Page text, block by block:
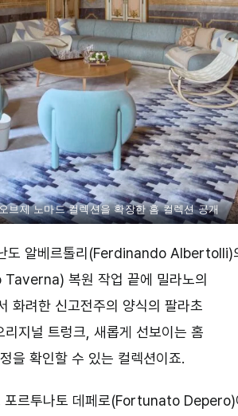
브제 노마드 컬렉션을 확장한 홈 컬렉션 공개
도 알베르톨리(Ferdinando Albertolli)
복원 작업 끝에 밀라노의
화려한 신고전주의 양식의 팔라초
지널 트렁크, 새롭게 선보이는 홈
을 확인할 수 있는 컬렉션이죠.
포르투나토 데페로(Fortunato